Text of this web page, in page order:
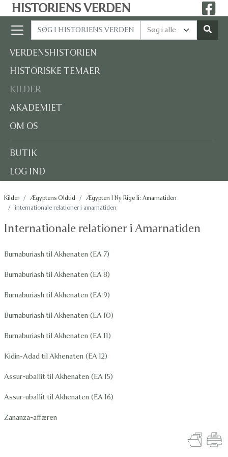
HISTORIENS VERDEN
VERDENSHISTORIEN
HISTORISKE TEMAER
KILDER
AKADEMIET
OM OS
BUTIK
LOG IND
Kilder Ægyptens Oldtid
Ægypten I Ny Rige Ii: Amarnatiden
internationale relationer i amarnatiden
Internationale relationer i Amarnatiden
Burnaburiash til Akhenaten (EA 7)
Burnaburiash til Akhenaten (EA 8)
Burnaburiash til Akhenaten (EA 9)
Burnaburiash til Akhenaten (EA 10)
Burnaburiash til Akhenaten (EA 11)
Kidin-Adad til Akhenaten (EA 12)
Assur-uballit til Akhenaten (EA 15)
Assur-uballit til Akhenaten (EA 16)
Zananza-affæren